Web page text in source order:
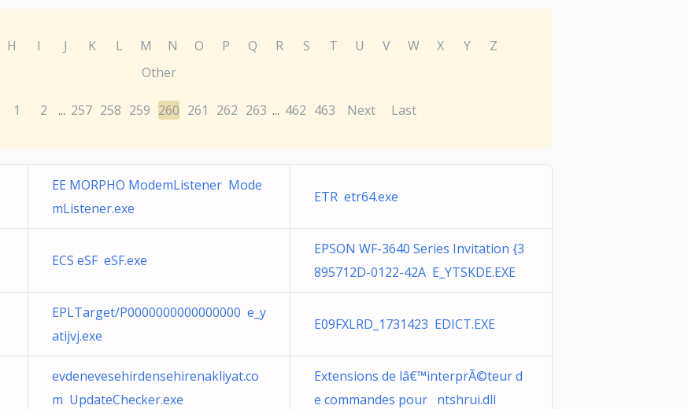
H I J K L M N O P Q R S T U V W X Y
Z
Other
1 2 ... 257 258 259 260 261 262 263 ... 462 463 Next Last
EE MORPHO ModemListener Mode
mListener.exe
ETR etr64.exe
ECS eSF eSF.exe
EPSON WF-3640 Series Invitation {3
895712D-0122-42A E_YTSKDE.EXE
EPLTarget/P0000000000000000 e_y
atijvj.exe
E09FXLRD_1731423 EDICT.EXE
evdenevesehirdensehirenakliyat.co
m UpdateChecker.exe
Extensions de lâ€™interprÃ©teur d
e commandes pour ntshrui.dll